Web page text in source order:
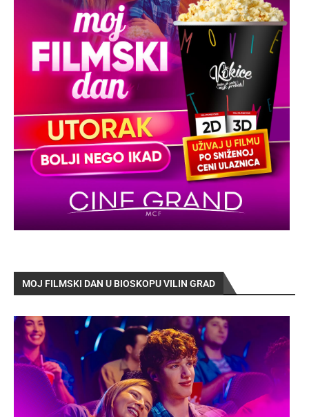
MOJ FILMSKI DAN U BIOSKOPU VILIN GRAD